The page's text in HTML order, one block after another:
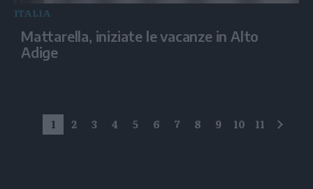
ITALIA
Mattarella, iniziate le vacanze in Alto
Adige
1 2 3 4 5 6 7 8 9 10 11